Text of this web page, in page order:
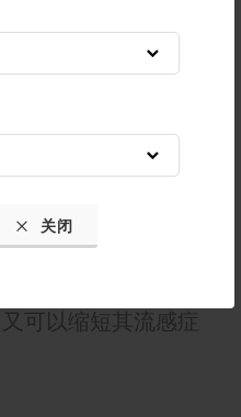
关闭
会引起瞌睡
®欧斯诺可舒
欧斯诺可舒能
症状的首选。在临
可以缩短其流感症